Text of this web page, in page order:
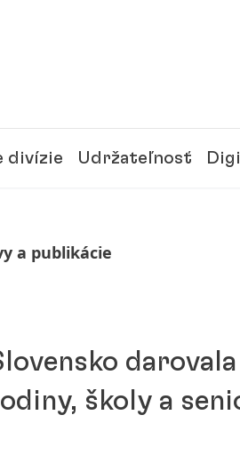
divízie Udržateľnosť
a publikácie
školy a